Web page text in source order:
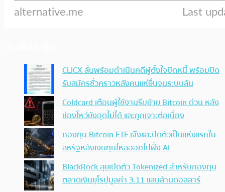
CLICX ลั่นพร้อมดำเนินคดีผู้ตั้งใจบิดหนี้ พร้อมปิด
รับสมัครชั่วคราวหลังคนแห่ยื่นจนระบบล้น
Coldcard เตือนผู้ใช้งานรีบย้าย Bitcoin ด่วน หลัง
ช่องโหว่ยังอุดไม่ได้ และถูกเจาะต่อเนื่อง
กองทุน Bitcoin ETF เจ๊งและปิดตัวเป็นแห่งแรกใน
สหรัฐหลังเงินทุนไหลออกไปฝั่ง AI
BlackRock ลุยเปิดตัว Tokenized สำหรับกองทุน
ตลาดเงินยุโรปมูลค่า 3.11 แสนล้านดอลลาร์